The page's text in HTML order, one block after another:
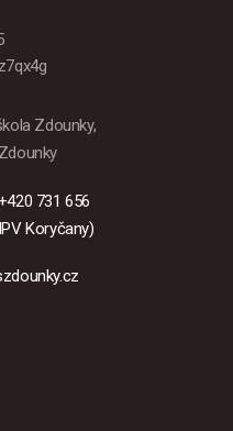
Zdounky,
731 656
Koryčany)